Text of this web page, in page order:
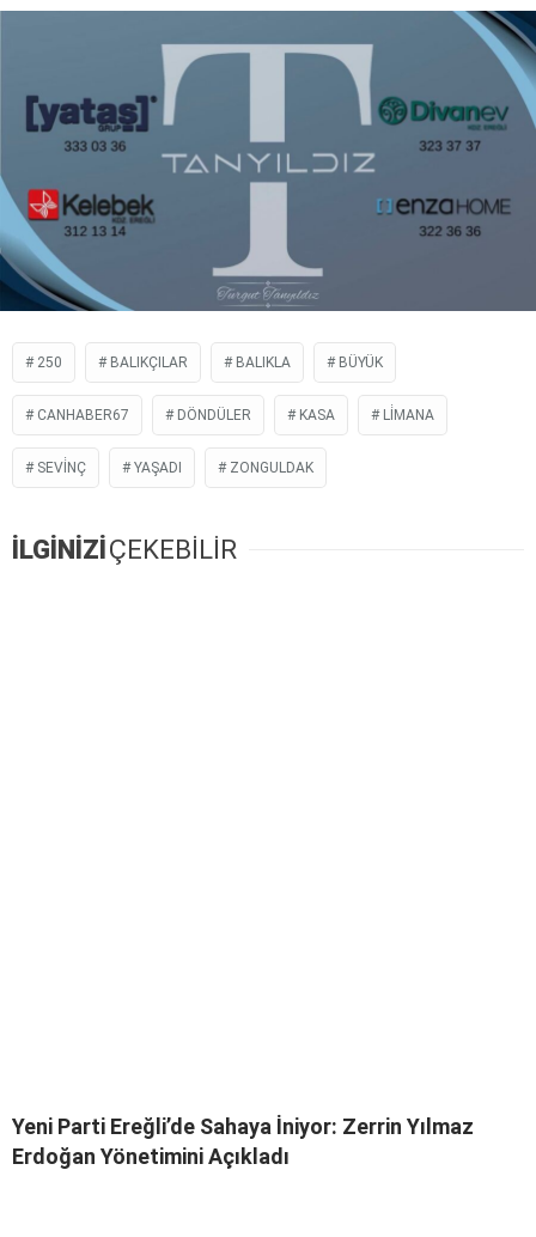
250 BALIKÇILAR BALIKLA BÜYÜK
CANHABER67 DÖNDÜLER KASA LİMANA
SEVİNÇ YAŞADI ZONGULDAK
İLGİNİZİÇEKEBİLİR
Yeni Parti Ereğli’de Sahaya İniyor: Zerrin Yılmaz
Erdoğan Yönetimini Açıkladı